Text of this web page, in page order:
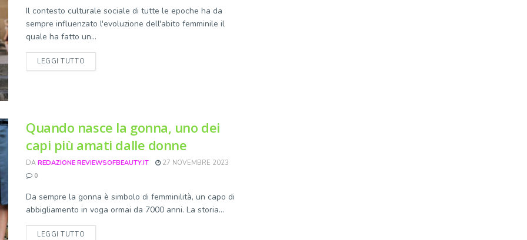
Il contesto culturale sociale di tutte le epoche ha da
sempre influenzato l'evoluzione dell'abito femminile il
quale ha fatto un...
LEGGI TUTTO
Quando nasce la gonna, uno dei
capi più amati dalle donne
DA REDAZIONE REVIEWSOFBEAUTY.IT
27 NOVEMBRE 2023
0
Da sempre la gonna è simbolo di femminilità, un capo di
abbigliamento in voga ormai da 7000 anni. La storia...
LEGGI TUTTO